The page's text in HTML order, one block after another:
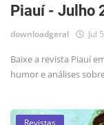
Piauí - Julho
downloadgeral Jul
Baixe a revista Piauí
humor e análises
Revistas